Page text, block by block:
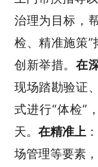
治理为目标，
检、精准施策
创新举措。在
现场踏勘验证
式进行“体检”
天。 在精准上
场管理等要素